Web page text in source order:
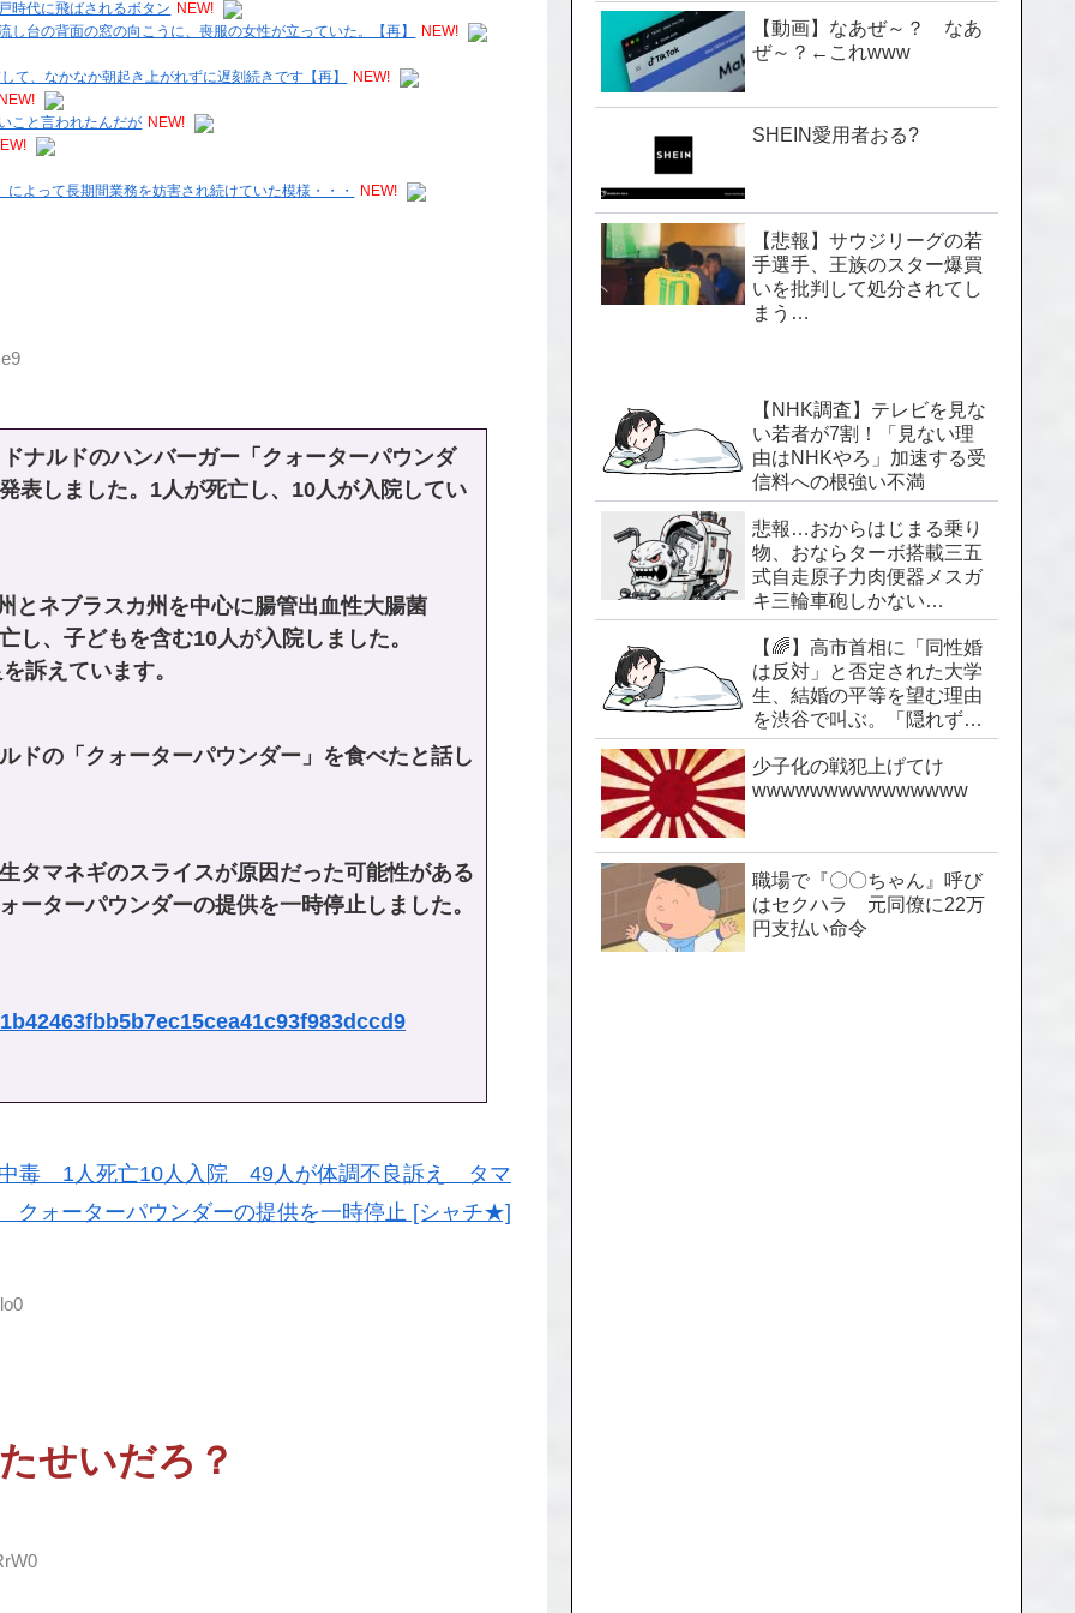
時代に飛ばされるボタン NEW!
台の背面の窓の向こうに、喪服の女性が立っていた。【再】
NEW!
て、なかなか朝起き上がれずに遅刻続きです【再】
NEW!
こと言われたんだが NEW!
よって長期間業務を妨害され続けていた模様・・・ NEW!
ナルドのハンバーガー「クォーターパウンダ
表しました。1人が死亡し、10人が入院してい
とネブラスカ州を中心に腸管出血性大腸菌
し、子どもを含む10人が入院しました。
訴えています。
ドの「クォーターパウンダー」を食べたと話し
タマネギのスライスが原因だった可能性がある
ーターパウンダーの提供を一時停止しました。
中毒 1人死亡10人入院 49人が体調不良訴え タマ
クォーターパウンダーの提供を一時停止 [シャチ★]
せいだろ？
【動画】なあぜ～？ なあ
ぜ～？←これwww
SHEIN愛用者おる?
【悲報】サウジリーグの若
手選手、王族のスター爆買
いを批判して処分されてし
まう…
【NHK調査】テレビを見な
い若者が7割！「見ない理
由はNHKやろ」加速する受
信料への根強い不満
悲報…おからはじまる乗り
物、おならターボ搭載三五
式自走原子力肉便器メスガ
キ三輪車砲しかない…
【🌈】高市首相に「同性婚
は反対」と否定された大学
生、結婚の平等を望む理由
を渋谷で叫ぶ。「隠れずに
生きられる社会を」
少子化の戦犯上げてけ
wwwwwwwwwwwwwww
職場で『〇〇ちゃん』呼び
はセクハラ 元同僚に22万
円支払い命令